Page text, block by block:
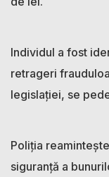
Individul a fost
retrageri
legislației, se
Poliția
siguranță a